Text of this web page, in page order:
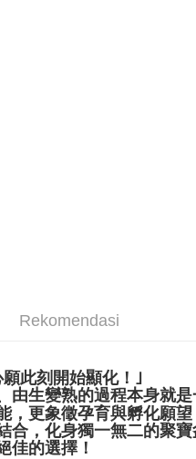
Rekomendasi
此刻開始顯化！｣
由生變熟的過程本身就
，更象徵孕育與孵化願
合，化身獨一無二的聚
佳的選擇！